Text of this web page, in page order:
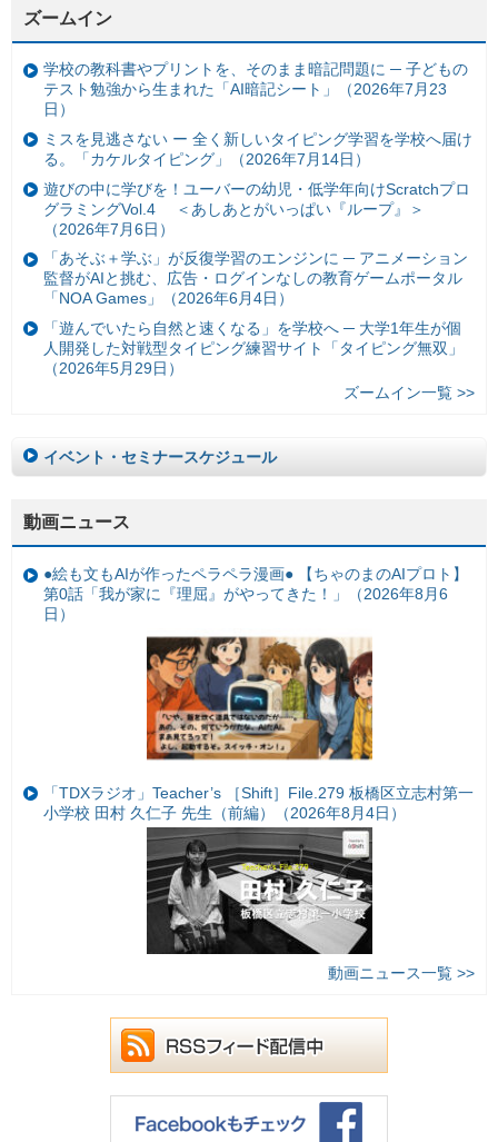
ズームイン
学校の教科書やプリントを、そのまま暗記問題に ─ 子どもの
テスト勉強から生まれた「AI暗記シート」（2026年7月23
日）
ミスを見逃さない ー 全く新しいタイピング学習を学校へ届け
る。「カケルタイピング」（2026年7月14日）
遊びの中に学びを！ユーバーの幼児・低学年向けScratchプロ
グラミングVol.4 ＜あしあとがいっぱい『ループ』＞
（2026年7月6日）
「あそぶ＋学ぶ」が反復学習のエンジンに ─ アニメーション
監督がAIと挑む、広告・ログインなしの教育ゲームポータル
「NOA Games」（2026年6月4日）
「遊んでいたら自然と速くなる」を学校へ ─ 大学1年生が個
人開発した対戦型タイピング練習サイト「タイピング無双」
（2026年5月29日）
ズームイン一覧 >>
イベント・セミナースケジュール
動画ニュース
●絵も文もAIが作ったペラペラ漫画● 【ちゃのまのAIプロト】
第0話「我が家に『理屈』がやってきた！」（2026年8月6
日）
「TDXラジオ」Teacher’s ［Shift］File.279 板橋区立志村第一
小学校 田村 久仁子 先生（前編）（2026年8月4日）
動画ニュース一覧 >>